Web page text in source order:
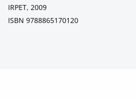
IRPET, 2009
ISBN 9788865170120